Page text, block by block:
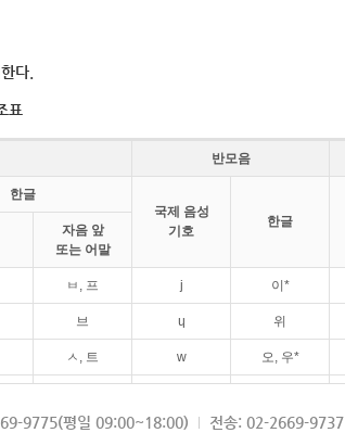
다.
표
반모음
한글
국제 음성
기호
한글
자음 앞
또는 어말
ㅂ, 프 j 이*
브 ɥ 위
ㅅ, 트 w 오, 우*
ㄱ, 크
9775(평일 09:00~18:00) 전송: 02-2669-9737